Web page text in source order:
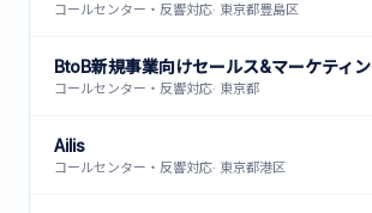
コールセンター・反響対応· 東京都豊島区
コールセンター・反響対応· 東京都
Ailis
コールセンター・反響対応· 東京都港区